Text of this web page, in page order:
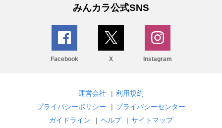
みんカラ公式SNS
Facebook X Instagram
運営会社 | 利用規約
プライバシーポリシー
| プライバシーセンター
ガイドライン
| ヘルプ | サイトマップ